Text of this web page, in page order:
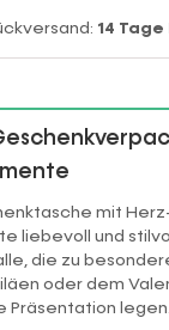
14
mit
liebevoll und
die zu
oder dem
Präsentation legen.